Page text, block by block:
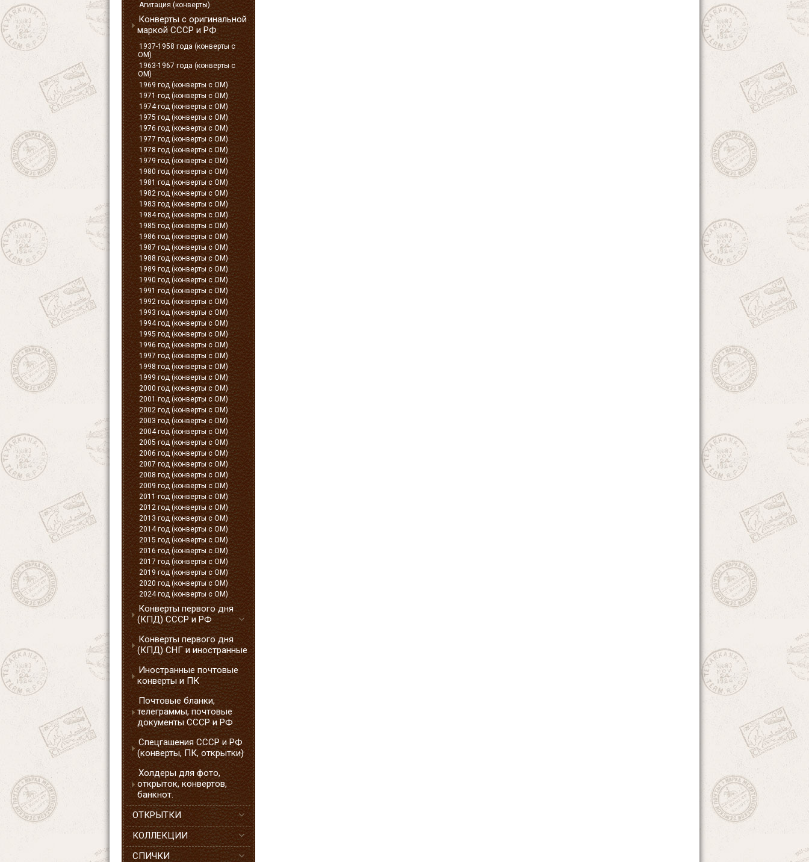
Агитация (конверты)
Конверты с оригинальной
маркой СССР и РФ
1937-1958 года (конверты с
ОМ)
1963-1967 года (конверты с
ОМ)
1969 год (конверты с ОМ)
1971 год (конверты с ОМ)
1974 год (конверты с ОМ)
1975 год (конверты с ОМ)
1976 год (конверты с ОМ)
1977 год (конверты с ОМ)
1978 год (конверты с ОМ)
1979 год (конверты с ОМ)
1980 год (конверты с ОМ)
1981 год (конверты с ОМ)
1982 год (конверты с ОМ)
1983 год (конверты с ОМ)
1984 год (конверты с ОМ)
1985 год (конверты с ОМ)
1986 год (конверты с ОМ)
1987 год (конверты с ОМ)
1988 год (конверты с ОМ)
1989 год (конверты с ОМ)
1990 год (конверты с ОМ)
1991 год (конверты с ОМ)
1992 год (конверты с ОМ)
1993 год (конверты с ОМ)
1994 год (конверты с ОМ)
1995 год (конверты с ОМ)
1996 год (конверты с ОМ)
1997 год (конверты с ОМ)
1998 год (конверты с ОМ)
1999 год (конверты с ОМ)
2000 год (конверты с ОМ)
2001 год (конверты с ОМ)
2002 год (конверты с ОМ)
2003 год (конверты с ОМ)
2004 год (конверты с ОМ)
2005 год (конверты с ОМ)
2006 год (конверты с ОМ)
2007 год (конверты с ОМ)
2008 год (конверты с ОМ)
2009 год (конверты с ОМ)
2011 год (конверты с ОМ)
2012 год (конверты с ОМ)
2013 год (конверты с ОМ)
2014 год (конверты с ОМ)
2015 год (конверты с ОМ)
2016 год (конверты с ОМ)
2017 год (конверты с ОМ)
2019 год (конверты с ОМ)
2020 год (конверты с ОМ)
2024 год (конверты с ОМ)
Конверты первого дня
(КПД) СССР и РФ
Конверты первого дня
(КПД) СНГ и иностранные
Иностранные почтовые
конверты и ПК
Почтовые бланки,
телеграммы, почтовые
документы СССР и РФ
Спецгашения СССР и РФ
(конверты, ПК, открытки)
Холдеры для фото,
открыток, конвертов,
банкнот.
ОТКРЫТКИ
КОЛЛЕКЦИИ
СПИЧКИ